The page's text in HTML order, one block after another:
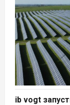
ib vogt